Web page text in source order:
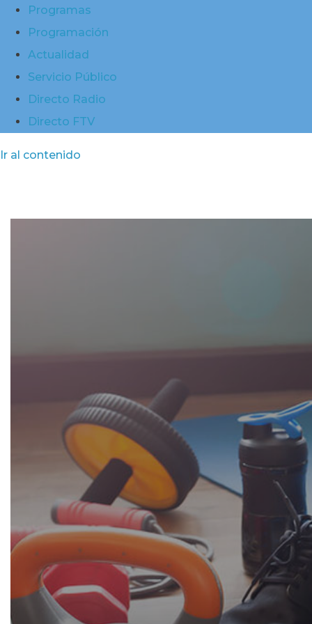
Programas
Programación
Actualidad
Servicio Público
Directo Radio
Directo FTV
Ir al contenido